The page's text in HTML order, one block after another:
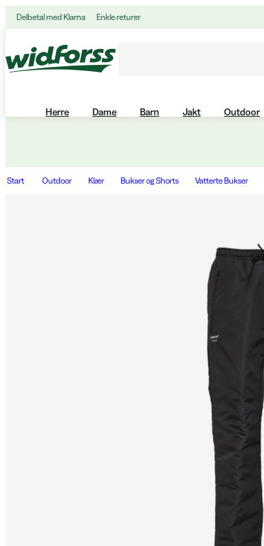
Delbetal med Klarna Enkle returer
Herre Dame Barn Jakt Outdoor
Start Outdoor Klær Bukser og Shorts Vatterte Bukser